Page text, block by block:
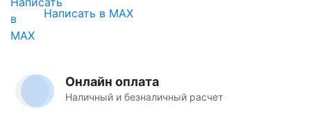
Написать в MAX
Онлайн оплата
Наличный и безналичный расчет